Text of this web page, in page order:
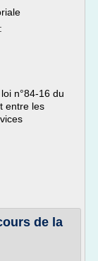
n°84-16 du
entre les
de la